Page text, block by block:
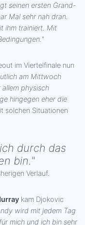
seinen ersten Grand-
Mal sehr nah dran.
ihm trainiert. Mit
"
im Viertelfinale nun
am Mittwoch
physisch
hingegen eher die
solchen Situationen
durch das
bin."
Verlauf.
kam Djokovic
wird mit jedem Tag
mich und ich bin sehr